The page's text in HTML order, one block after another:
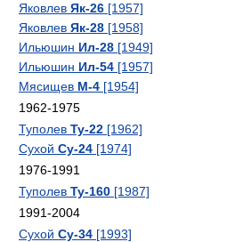
Яковлев Як-26 [1957]
Яковлев Як-28 [1958]
Ильюшин Ил-28 [1949]
Ильюшин Ил-54 [1957]
Мясищев М-4 [1954]
1962-1975
Туполев Ту-22 [1962]
Сухой Су-24 [1974]
1976-1991
Туполев Ту-160 [1987]
1991-2004
Сухой Су-34 [1993]